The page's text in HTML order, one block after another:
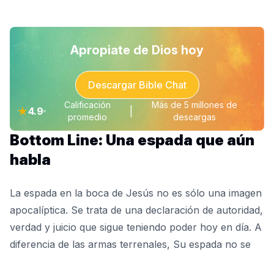
Apropiate de Dios hoy
Descargar Bible Chat
★4.9
Calificación
promedio
Más de 5 millones de
descargas
Bottom Line: Una espada que aún
habla
La espada en la boca de Jesús no es sólo una imagen
apocalíptica. Se trata de una declaración de autoridad,
verdad y juicio que sigue teniendo poder hoy en día. A
diferencia de las armas terrenales, Su espada no se